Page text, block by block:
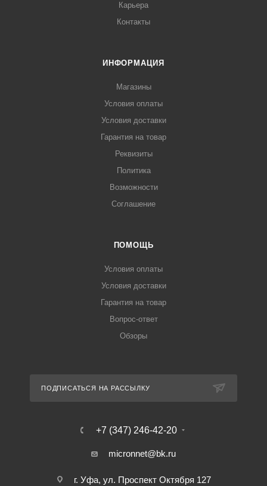
Карьера
Контакты
ИНФОРМАЦИЯ
Магазины
Условия оплаты
Условия доставки
Гарантия на товар
Реквизиты
Политика
Возможности
Соглашение
ПОМОЩЬ
Условия оплаты
Условия доставки
Гарантия на товар
Вопрос-ответ
Обзоры
ПОДПИСАТЬСЯ НА РАССЫЛКУ
+7 (347) 246-42-20
micronnet@bk.ru
г. Уфа, ул. Проспект Октября 127